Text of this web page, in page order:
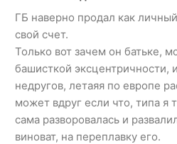
ГБ наверно продал как
свой счет.
Только вот зачем он батьке,
башисткой эксцентричности,
недругов, летаяя по европе
может вдруг если что, типа я
сама разворовалась и
виноват, на переплавку его.